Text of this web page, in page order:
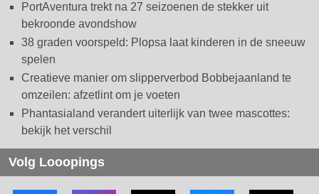
PortAventura trekt na 27 seizoenen de stekker uit
bekroonde avondshow
38 graden voorspeld: Plopsa laat kinderen in de sneeuw
spelen
Creatieve manier om slipperverbod Bobbejaanland te
omzeilen: afzetlint om je voeten
Phantasialand verandert uiterlijk van twee mascottes:
bekijk het verschil
Volg Looopings